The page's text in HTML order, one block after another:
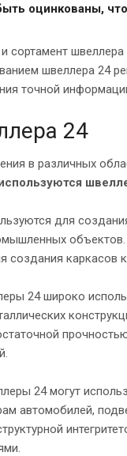
оцинкованы,
швеллера 24
точной
24
в различных
для
создания каркасов
24 широко
24 могут
автомобилей,